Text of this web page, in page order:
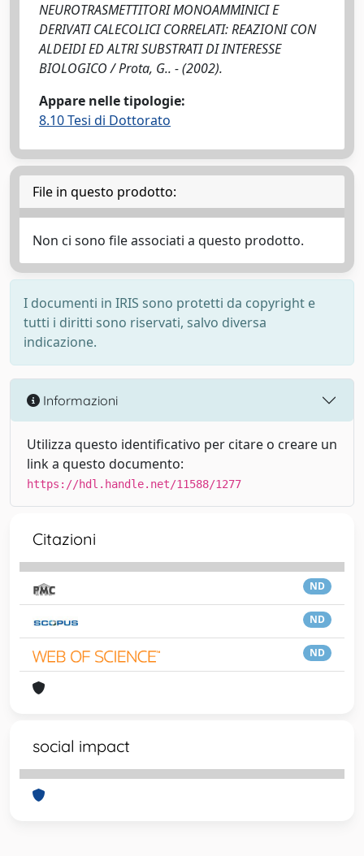
NEUROTRASMETTITORI MONOAMMINICI E
DERIVATI CALECOLICI CORRELATI: REAZIONI CON
ALDEIDI ED ALTRI SUBSTRATI DI INTERESSE
BIOLOGICO / Prota, G.. - (2002).
Appare nelle tipologie:
8.10 Tesi di Dottorato
File in questo prodotto:
Non ci sono file associati a questo prodotto.
I documenti in IRIS sono protetti da copyright e
tutti i diritti sono riservati, salvo diversa
indicazione.
Informazioni
Utilizza questo identificativo per citare o creare un
link a questo documento:
https://hdl.handle.net/11588/1277
Citazioni
ND
ND
ND
social impact